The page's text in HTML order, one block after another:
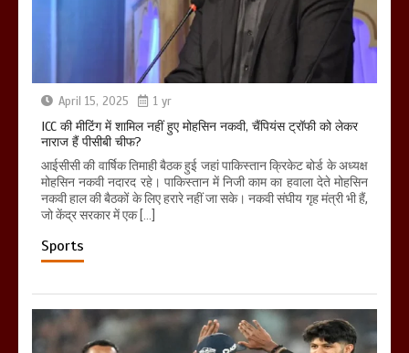
April 15, 2025 1 yr
ICC की मीटिंग में शामिल नहीं हुए मोहसिन नकवी, चैंपियंस ट्रॉफी को लेकर
नाराज हैं पीसीबी चीफ?
आईसीसी की वार्षिक तिमाही बैठक हुई जहां पाकिस्तान क्रिकेट बोर्ड के अध्यक्ष
मोहसिन नकवी नदारद रहे। पाकिस्तान में निजी काम का हवाला देते मोहसिन
नकवी हाल की बैठकों के लिए हरारे नहीं जा सके। नकवी संघीय गृह मंत्री भी हैं,
जो केंद्र सरकार में एक […]
Sports